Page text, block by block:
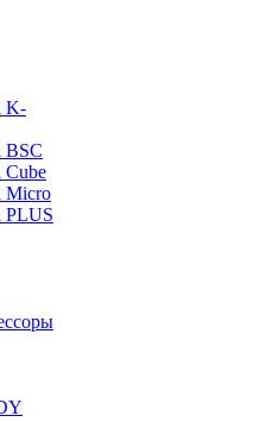
K-
BSC
Micro
PLUS